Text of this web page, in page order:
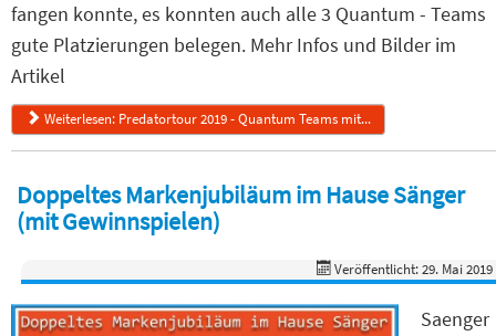
fangen konnte, es konnten auch alle 3 Quantum - Teams
gute Platzierungen belegen. Mehr Infos und Bilder im
Artikel
Weiterlesen: Predatortour 2019 - Quantum Teams mit...
Doppeltes Markenjubiläum im Hause Sänger
(mit Gewinnspielen)
Veröffentlicht: 29. Mai 2019
Saenger